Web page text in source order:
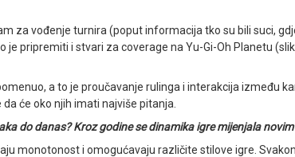
za vođenje turnira (poput informacija tko su bili suci,
pripremiti i stvari za coverage na Yu-Gi-Oh Planetu
a to je proučavanje rulinga i interakcija između
će oko njih imati najviše pitanja.
do danas? Kroz godine se dinamika igre mijenjala
monotonost i omogućavaju različite stilove igre.